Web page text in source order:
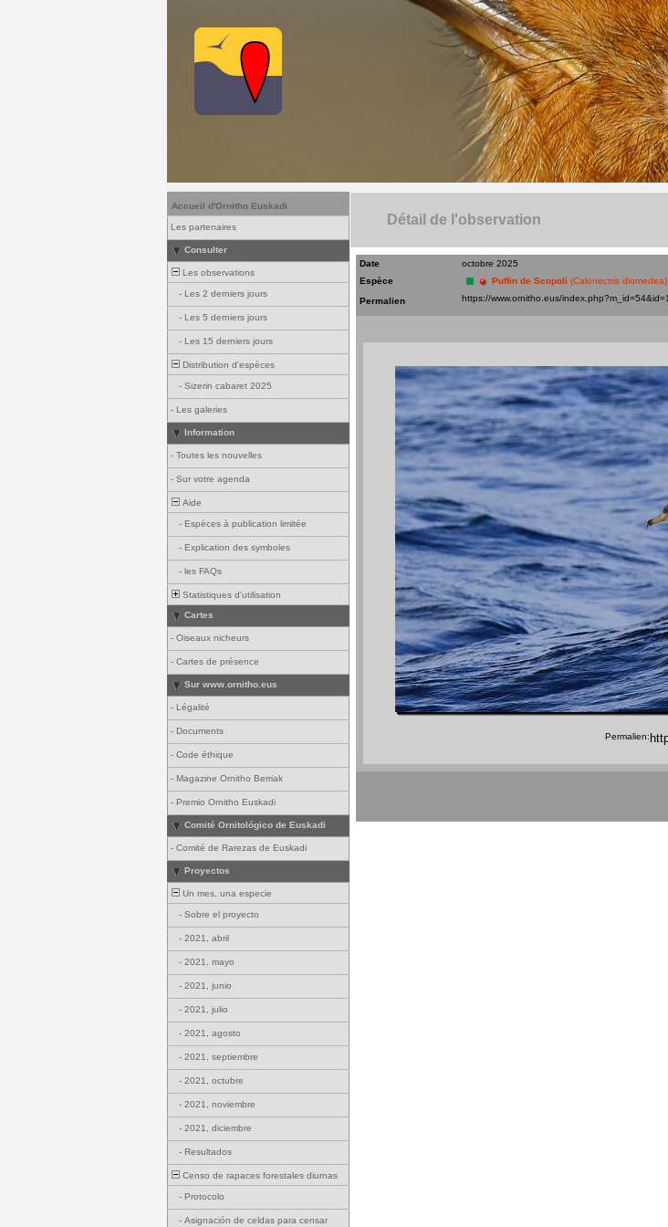
Accueil d'Ornitho Euskadi
Les partenaires
Consulter
Les observations
- Les 2 derniers jours
- Les 5 derniers jours
- Les 15 derniers jours
Distribution d'espèces
- Sizerin cabaret 2025
- Les galeries
Information
- Toutes les nouvelles
- Sur votre agenda
Aide
- Espèces à publication limitée
- Explication des symboles
- les FAQs
Statistiques d'utilisation
Cartes
- Oiseaux nicheurs
- Cartes de présence
Sur www.ornitho.eus
- Légalité
- Documents
- Code éthique
- Magazine Ornitho Berriak
- Premio Ornitho Euskadi
Comité Ornitológico de Euskadi
- Comité de Rarezas de Euskadi
Proyectos
Un mes, una especie
- Sobre el proyecto
- 2021, abril
- 2021, mayo
- 2021, junio
- 2021, julio
- 2021, agosto
- 2021, septiembre
- 2021, octubre
- 2021, noviembre
- 2021, diciembre
- Resultados
Censo de rapaces forestales diurnas
- Protocolo
- Asignación de celdas para censar
Détail de l'observation
Date
octobre 2025
Espèce
Puffin de Scopoli (Calonectris diomedea)
Permalien
Permalien: